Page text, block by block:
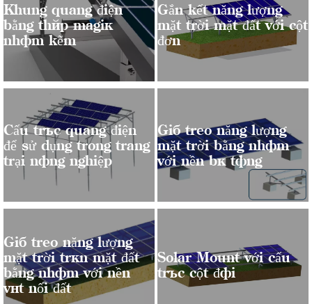
Khung quang điện
bằng thép magiê
nhôm kẽm
Gắn kết năng lượng
mặt trời mặt đất với cột
đơn
Cấu trúc quang điện
để sử dụng trong trang
trại nông nghiệp
Giá treo năng lượng
mặt trời bằng nhôm
với nền bê tông
Giá treo năng lượng
mặt trời trên mặt đất
bằng nhôm với nền
vít nối đất
Solar Mount với cấu
trúc cột đôi